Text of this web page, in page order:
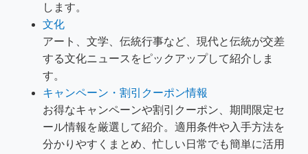
します。
文化
アート、文学、伝統行事など、現代と伝統が交差
する文化ニュースをピックアップして紹介しま
す。
キャンペーン・割引クーポン情報
お得なキャンペーンや割引クーポン、期間限定セ
ール情報を厳選して紹介。適用条件や入手方法を
分かりやすくまとめ、忙しい日常でも簡単に活用